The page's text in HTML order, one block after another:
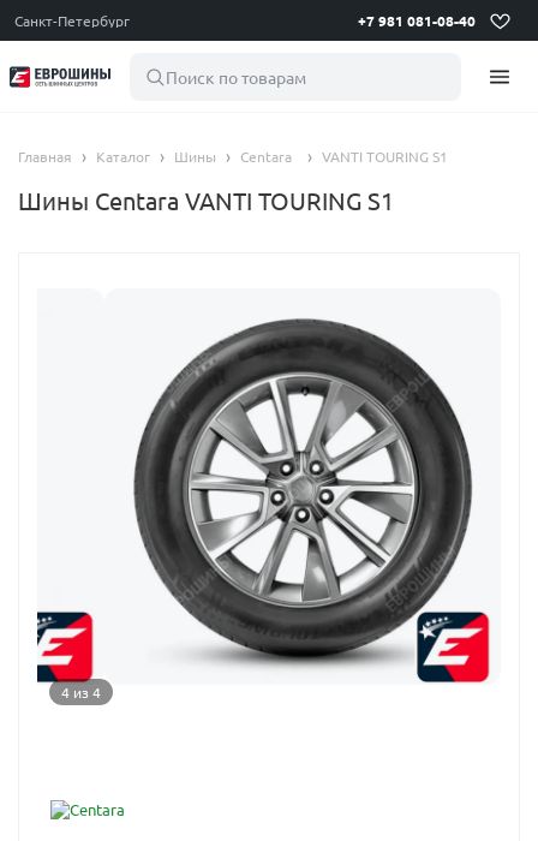
Санкт-Петербург +7 981 081-08-40
Поиск по товарам
Главная Каталог Шины Centara VANTI TOURING S1
Шины Centara VANTI TOURING S1
4 из 4